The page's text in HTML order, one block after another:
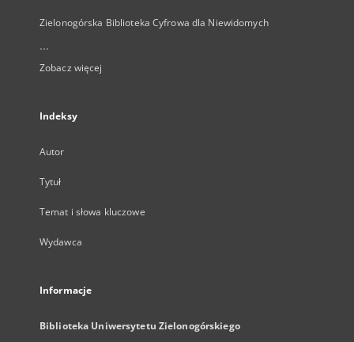
Zielonogórska Biblioteka Cyfrowa dla Niewidomych
...
Zobacz więcej
Indeksy
Autor
Tytuł
Temat i słowa kluczowe
Wydawca
Informacje
Biblioteka Uniwersytetu Zielonogórskiego